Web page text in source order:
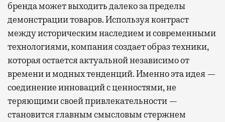
бренда может выходить далеко за пределы
демонстрации товаров. Используя контраст
между историческим наследием и современными
технологиями, компания создает образ техники,
которая остается актуальной независимо от
времени и модных тенденций. Именно эта идея —
соединение инноваций с ценностями, не
теряющими своей привлекательности —
становится главным смысловым стержнем